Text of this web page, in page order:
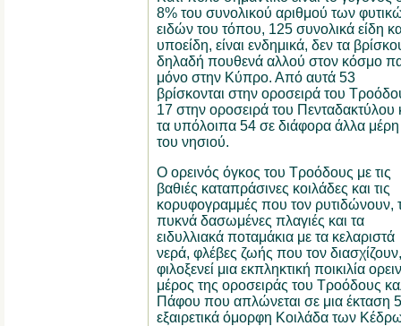
8% του συνολικού αριθμού των
ειδών του τόπου, 125 συνολικά είδη
υποείδη, είναι ενδημικά, δεν τα
δηλαδή πουθενά αλλού στον κόσμο
μόνο στην Κύπρο. Από αυτά 53
βρίσκονται στην οροσειρά του
17 στην οροσειρά του Πενταδακτύλου
τα υπόλοιπα 54 σε διάφορα άλλα μέρη
του νησιού.
Ο ορεινός όγκος του Τροόδους με τις
βαθιές καταπράσινες κοιλάδες και τις
κορυφογραμμές που τον ρυτιδώνουν,
πυκνά δασωμένες πλαγιές και τα
ειδυλλιακά ποταμάκια με τα κελαριστά
νερά, φλέβες ζωής που τον διασχίζουν,
φιλοξενεί μια εκπληκτική ποικιλία
μέρος της οροσειράς του Τροόδους
Πάφου που απλώνεται σε μια έκταση
εξαιρετικά όμορφη Κοιλάδα των